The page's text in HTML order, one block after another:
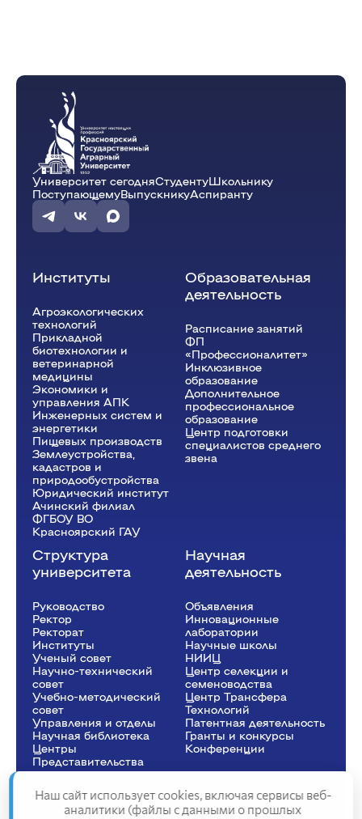
Университет сегодняСтудентуШкольнику
ПоступающемуВыпускникуАспиранту
Институты
Агроэкологических
технологий
Прикладной
биотехнологии и
ветеринарной
медицины
Экономики и
управления АПК
Инженерных систем и
энергетики
Пищевых производств
Землеустройства,
кадастров и
природообустройства
Юридический институт
Ачинский филиал
ФГБОУ ВО
Красноярский ГАУ
Образовательная
деятельность
Расписание занятий
ФП
«Профессионалитет»
Инклюзивное
образование
Дополнительное
профессиональное
образование
Центр подготовки
специалистов среднего
звена
Структура
университета
Руководство
Ректор
Рeкторат
Институты
Ученый совет
Научно-технический
совет
Учебно-методический
совет
Управления и отделы
Научная библиотека
Центры
Представительства
Научная
деятельность
Объявления
Инновационные
лаборатории
Научные школы
НИИЦ
Центр селекции и
семеноводства
Центр Трансфера
Технологий
Патентная деятельность
Гранты и конкурсы
Конференции
Наш сайт использует cookies, включая сервисы веб-
аналитики (файлы с данными о прошлых